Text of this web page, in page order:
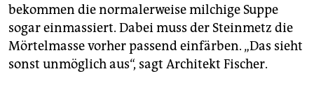
bekommen die normalerweise milchige Suppe
sogar einmassiert. Dabei muss der Steinmetz die
Mörtelmasse vorher passend einfärben. „Das sieht
sonst unmöglich aus“, sagt Architekt Fischer.